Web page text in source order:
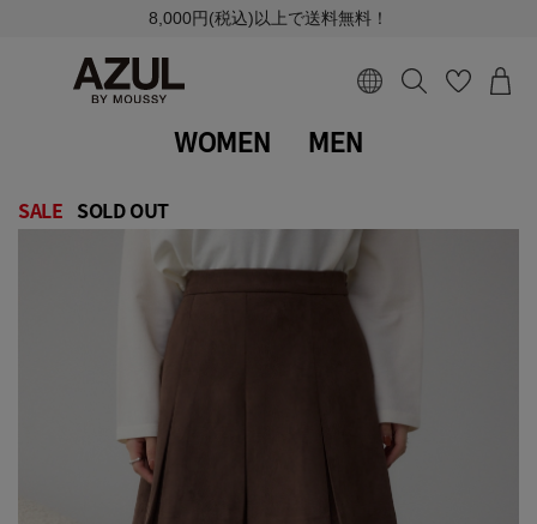
8,000円(税込)以上で送料無料！
WOMEN MEN
SALE SOLD OUT